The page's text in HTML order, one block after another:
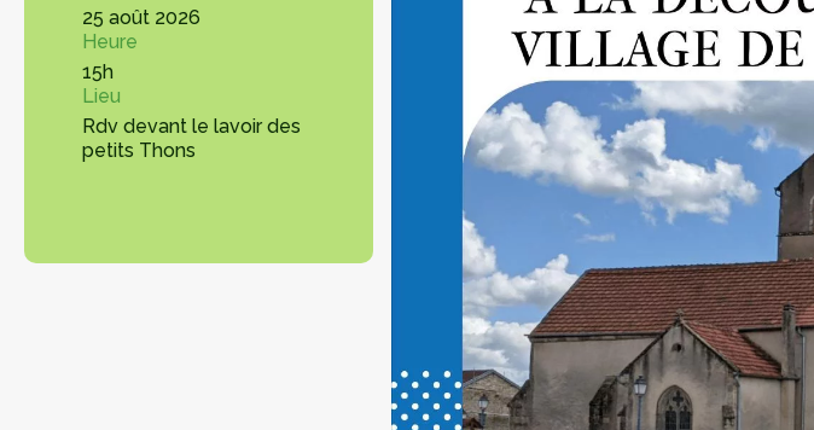
25 août 2026
Heure
15h
Lieu
Rdv devant le lavoir des
petits Thons